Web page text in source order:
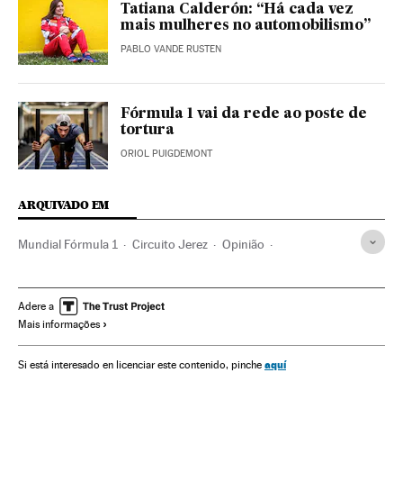
Tatiana Calderón: “Há cada vez
mais mulheres no automobilismo”
PABLO VANDE RUSTEN
Fórmula 1 vai da rede ao poste de
tortura
ORIOL PUIGDEMONT
ARQUIVADO EM
Mundial Fórmula 1 Circuito Jerez Opinião
Motociclismo Campeonato mundial
Instalações esportivas
Temporada 2018 Fórmula 1 Fórmula 1 Automobilismo
Adere a
Mais informações
Si está interesado en licenciar este contenido, pinche aquí